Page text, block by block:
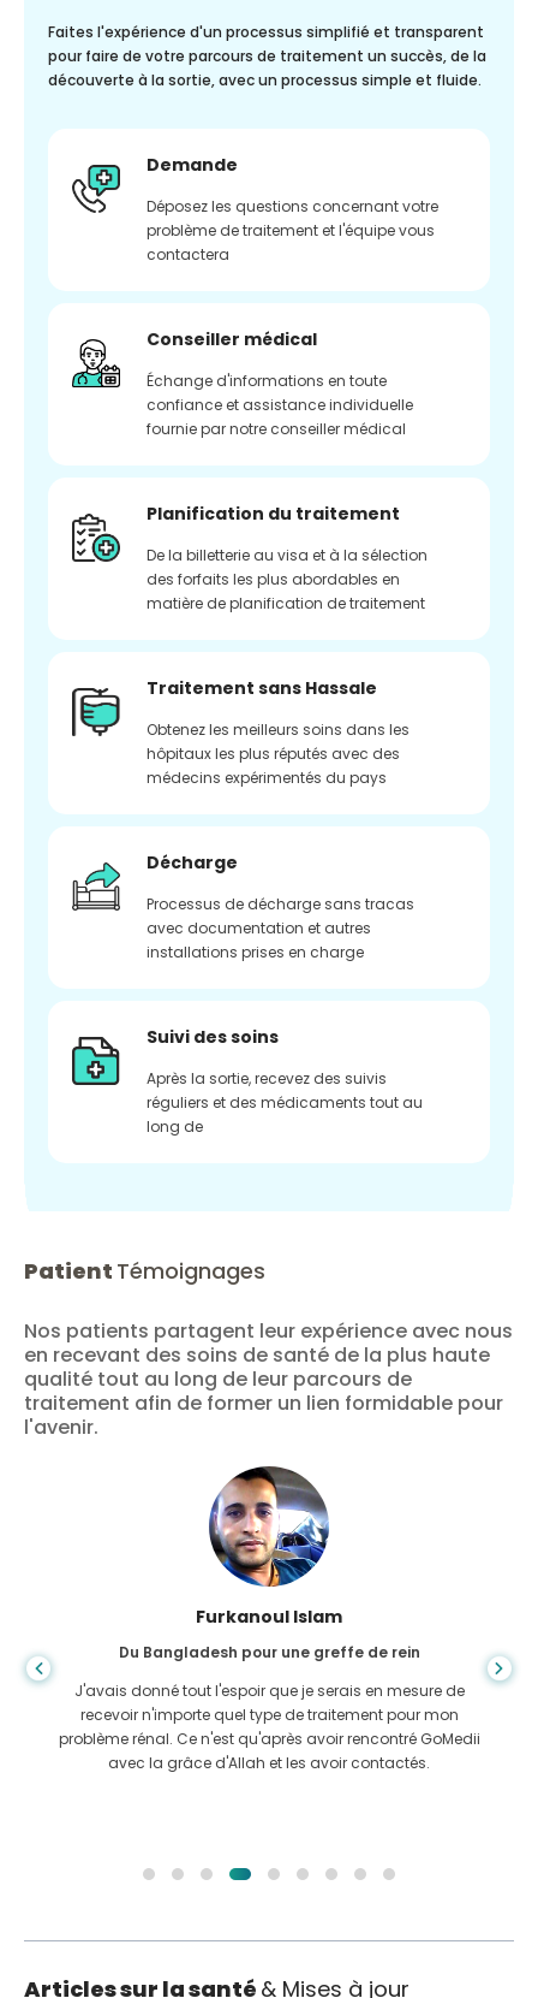
Faites l'expérience d'un processus simplifié et transparent
pour faire de votre parcours de traitement un succès, de la
découverte à la sortie, avec un processus simple et fluide.
Demande
Déposez les questions concernant votre
problème de traitement et l'équipe vous
contactera
Conseiller médical
Échange d'informations en toute
confiance et assistance individuelle
fournie par notre conseiller médical
Planification du traitement
De la billetterie au visa et à la sélection
des forfaits les plus abordables en
matière de planification de traitement
Traitement sans Hassale
Obtenez les meilleurs soins dans les
hôpitaux les plus réputés avec des
médecins expérimentés du pays
Décharge
Processus de décharge sans tracas
avec documentation et autres
installations prises en charge
Suivi des soins
Après la sortie, recevez des suivis
réguliers et des médicaments tout au
long de
Patient Témoignages
Nos patients partagent leur expérience avec nous
en recevant des soins de santé de la plus haute
qualité tout au long de leur parcours de
traitement afin de former un lien formidable pour
l'avenir.
Furkanoul Islam
Du Bangladesh pour une greffe de rein
J'avais donné tout l'espoir que je serais en mesure de
recevoir n'importe quel type de traitement pour mon
problème rénal. Ce n'est qu'après avoir rencontré GoMedii
avec la grâce d'Allah et les avoir contactés.
Articles sur la santé & Mises à jour